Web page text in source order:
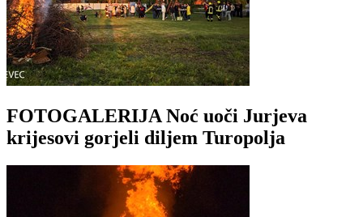
FOTOGALERIJA Noć uoči Jurjeva
krijesovi gorjeli diljem Turopolja